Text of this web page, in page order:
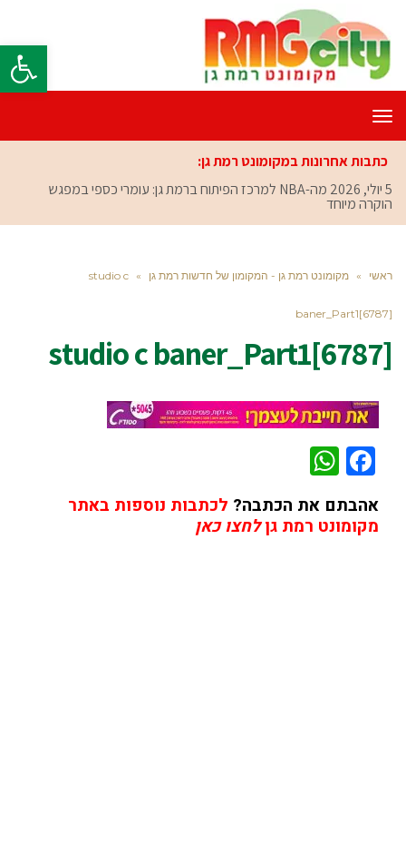
פתח
תפריט
כתבות אחרונות במקומונט רמת גן:
5 יולי, 2026
מה-NBA למרכז הפיתוח ברמת גן: עומרי כספי במפגש
הוקרה מיוחד
ראשי » מקומונט רמת גן - המקומון של חדשות רמת גן »
studio c
baner_Part1[6787]
studio c baner_Part1[6787]
Facebook
אהבתם את הכתבה? לכתבות נוספות באתר
מקומונט רמת גןלחצו כאן